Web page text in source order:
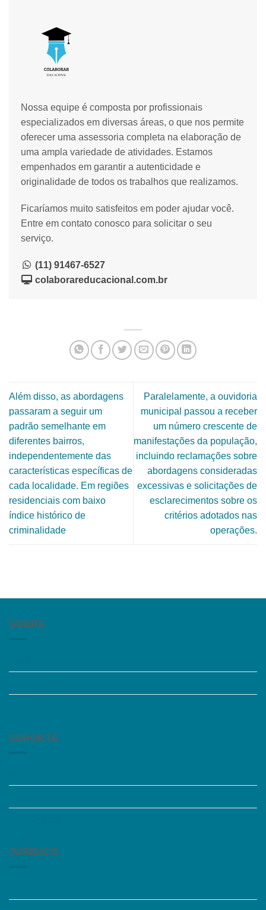
Nossa equipe é composta por profissionais
especializados em diversas áreas, o que nos permite
oferecer uma assessoria completa na elaboração de
uma ampla variedade de atividades. Estamos
empenhados em garantir a autenticidade e
originalidade de todos os trabalhos que realizamos.
Ficaríamos muito satisfeitos em poder ajudar você.
Entre em contato conosco para solicitar o seu
serviço.
(11) 91467-6527
colaborareducacional.com.br
Além disso, as abordagens
passaram a seguir um
padrão semelhante em
diferentes bairros,
independentemente das
características específicas de
cada localidade. Em regiões
residenciais com baixo
índice histórico de
criminalidade
Paralelamente, a ouvidoria
municipal passou a receber
um número crescente de
manifestações da população,
incluindo reclamações sobre
abordagens consideradas
excessivas e solicitações de
esclarecimentos sobre os
critérios adotados nas
operações.
SOBRE
SUPORTE
JURÍDICO